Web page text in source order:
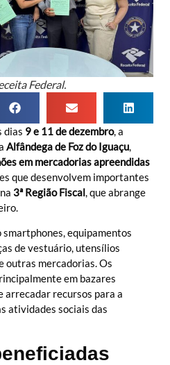
Federal.
dias 9 e 11 de dezembro, a
Alfândega de Foz do Iguaçu,
em mercadorias apreendidas
que desenvolvem importantes
3ª Região Fiscal, que abrange
equipamentos
de vestuário, utensílios
outras mercadorias. Os
em bazares
arrecadar recursos para a
atividades sociais das